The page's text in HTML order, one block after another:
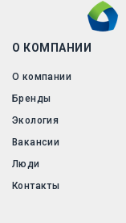
О КОМПАНИИ
О компании
Бренды
Экология
Вакансии
Люди
Контакты